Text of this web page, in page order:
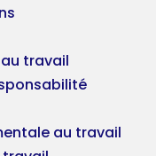
travail
au travail